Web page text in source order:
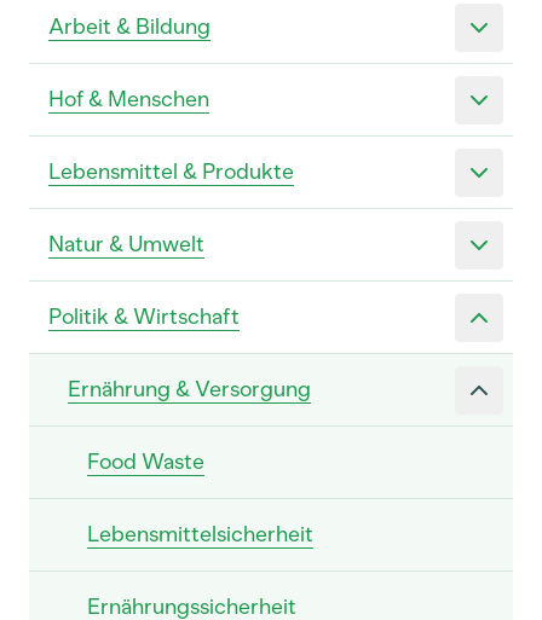
Arbeit & Bildung
Hof & Menschen
Lebensmittel & Produkte
Natur & Umwelt
Politik & Wirtschaft
Ernährung & Versorgung
Food Waste
Lebensmittelsicherheit
Ernährungssicherheit